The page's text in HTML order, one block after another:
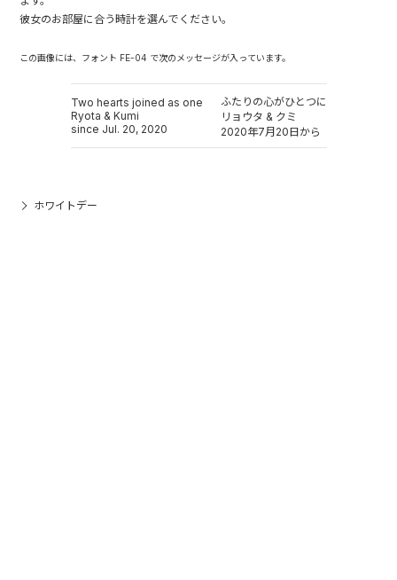
彼女のお部屋に合う時計を選んでください。
この画像には、フォント FE-04 で次のメッセージが入っています。
Two hearts joined as one
Ryota & Kumi
since Jul. 20, 2020
ふたりの心がひとつに
リョウタ & クミ
2020年7月20日から
ホワイトデー